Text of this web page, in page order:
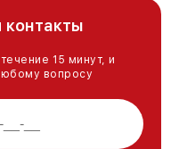
15 минут, и
вопросу